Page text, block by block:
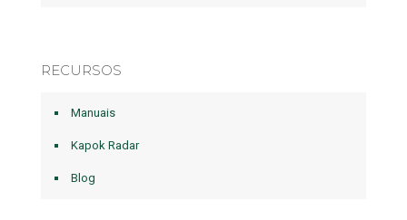
RECURSOS
Manuais
Kapok Radar
Blog